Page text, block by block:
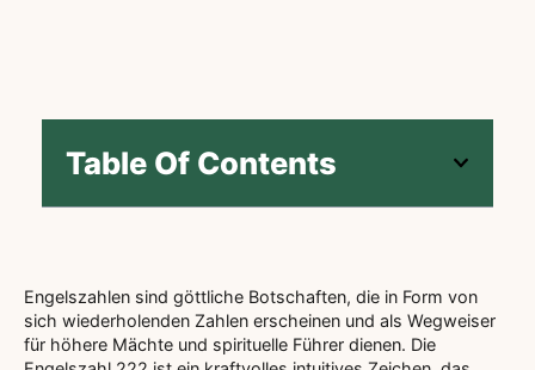
Table Of Contents
Engelszahlen sind göttliche Botschaften, die in Form von
sich wiederholenden Zahlen erscheinen und als Wegweiser
für höhere Mächte und spirituelle Führer dienen. Die